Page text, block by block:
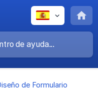
de Formulario